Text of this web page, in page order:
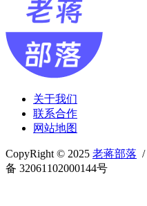
关于我们
联系合作
网站地图
CopyRight © 2025 老蒋部落 /
备 32061102000144号